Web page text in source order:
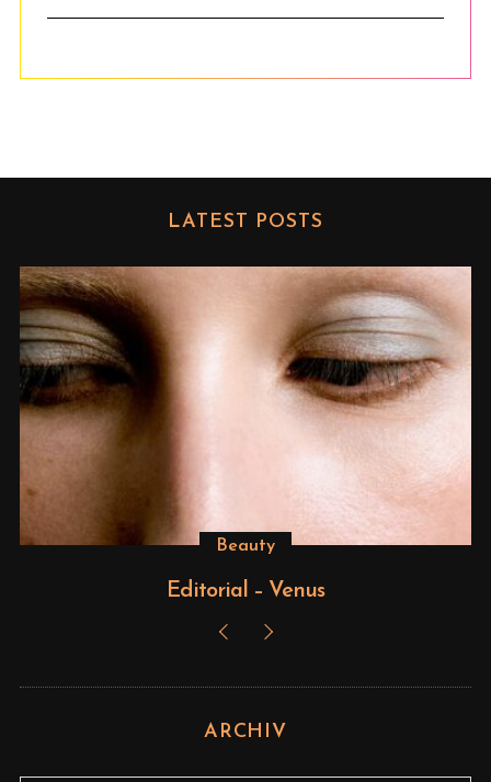
LATEST POSTS
Beauty
Editorial – Venus
ARCHIV